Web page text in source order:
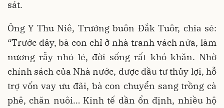
sát.
Ông Y Thu Niê, Trưởng buôn Đắk Tuôr, chia sẻ:
“Trước đây, bà con chỉ ở nhà tranh vách nứa, làm
nương rẫy nhỏ lẻ, đời sống rất khó khăn. Nhờ
chính sách của Nhà nước, được đầu tư thủy lợi, hỗ
trợ vốn vay ưu đãi, bà con chuyển sang trồng cà
phê, chăn nuôi… Kinh tế dần ổn định, nhiều hộ